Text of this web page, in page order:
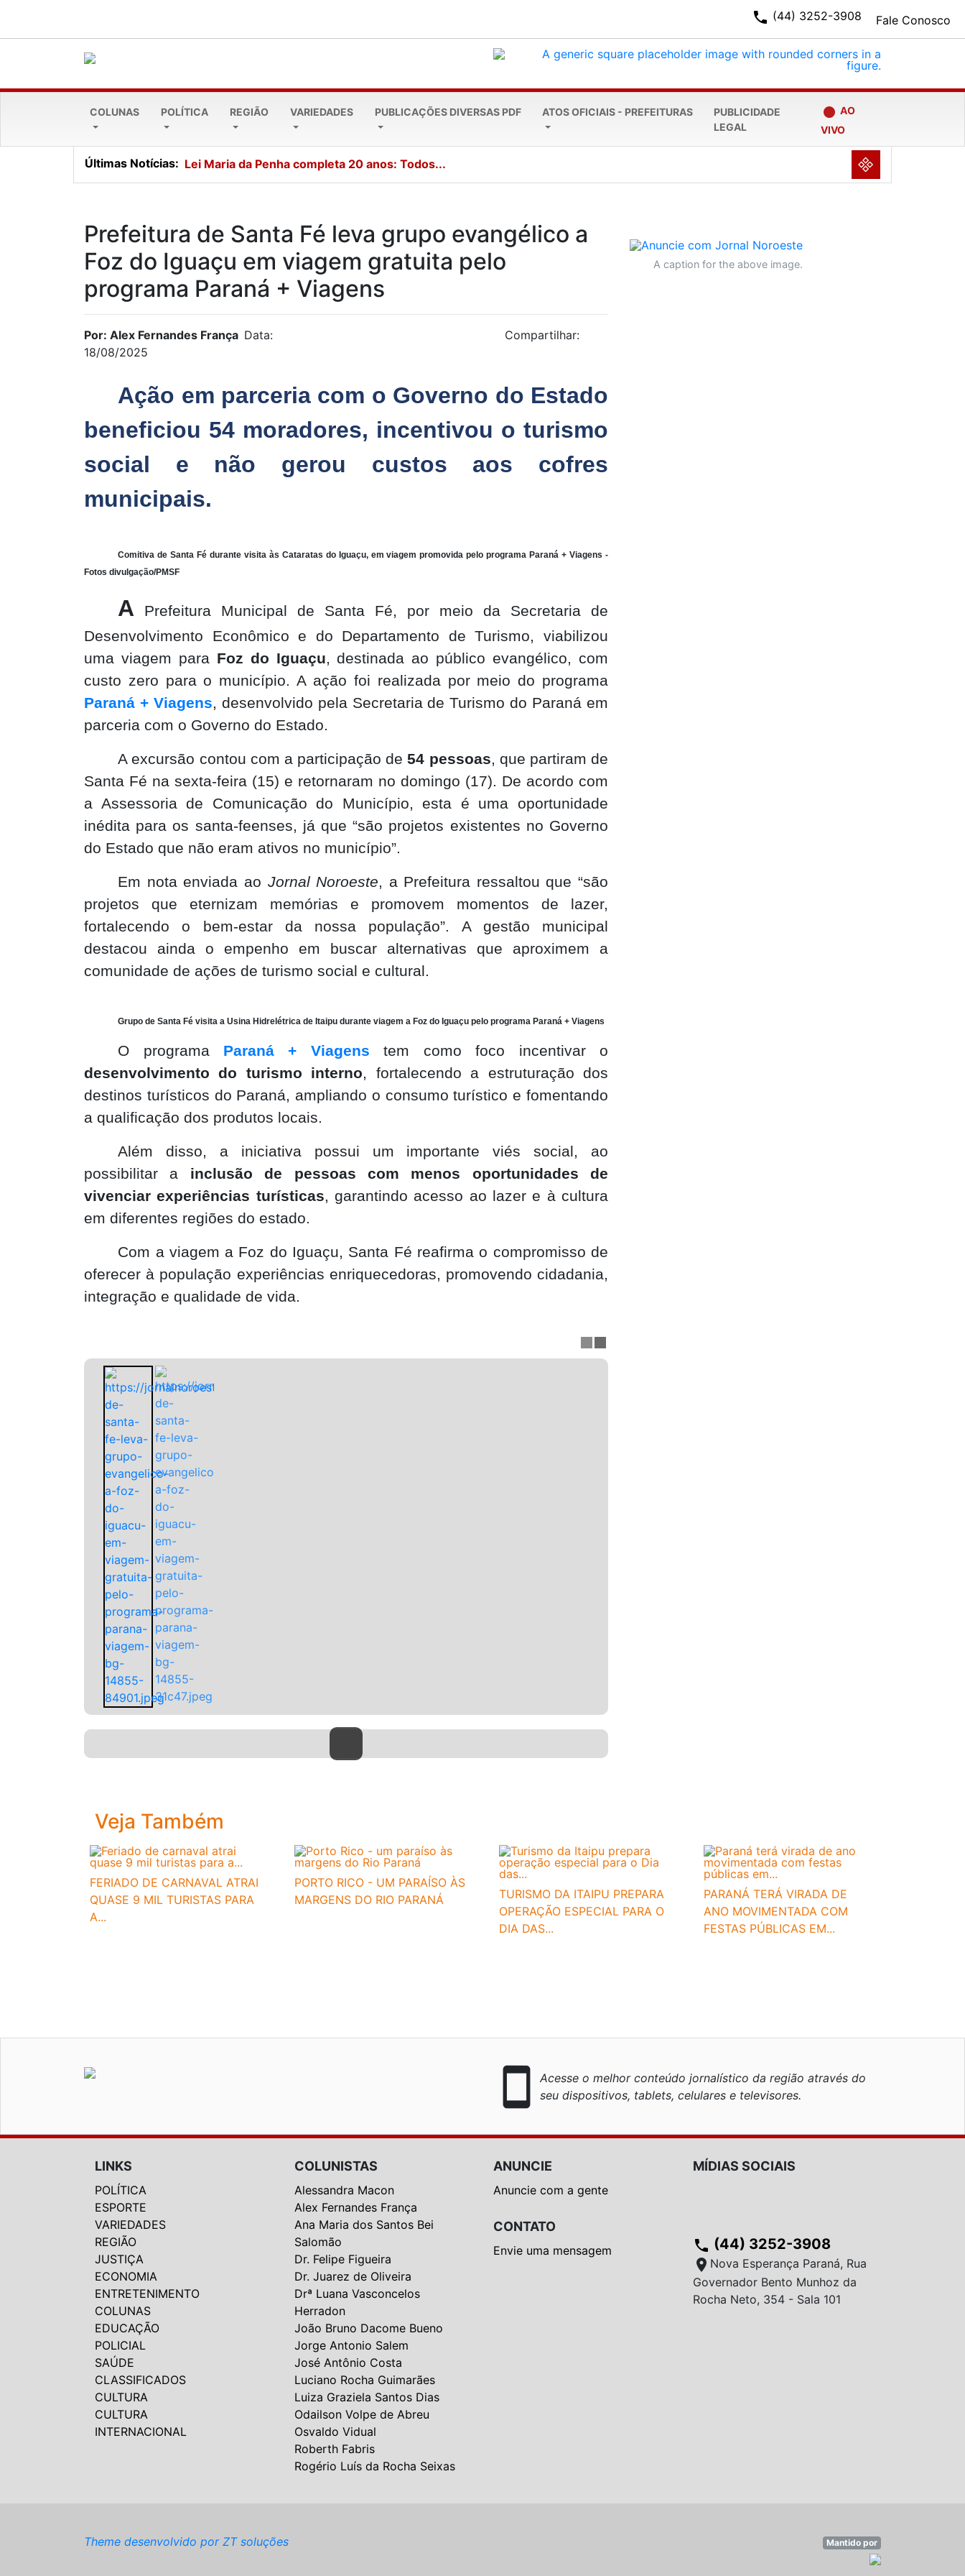
Fale Conosco
phone (44) 3252-3908
COLUNAS POLÍTICA REGIÃO VARIEDADES PUBLICAÇÕES DIVERSAS PDF ATOS OFICIAIS - PREFEITURAS
PUBLICIDADE
LEGAL
fiber_manual_record AO
VIVO
Últimas Notícias: Lei Maria da Penha completa 20 anos: Todos... NULL
Prefeitura de Santa Fé leva grupo evangélico a
Foz do Iguaçu em viagem gratuita pelo
programa Paraná + Viagens
Por: Alex Fernandes França Data:
18/08/2025
Compartilhar:
Ação em parceria com o Governo do Estado
beneficiou 54 moradores, incentivou o turismo
social e não gerou custos aos cofres
municipais.
Comitiva de Santa Fé durante visita às Cataratas do Iguaçu, em viagem promovida pelo programa Paraná + Viagens -
Fotos divulgação/PMSF
A Prefeitura Municipal de Santa Fé, por meio da Secretaria de
Desenvolvimento Econômico e do Departamento de Turismo, viabilizou
uma viagem para Foz do Iguaçu, destinada ao público evangélico, com
custo zero para o município. A ação foi realizada por meio do programa
Paraná + Viagens, desenvolvido pela Secretaria de Turismo do Paraná em
parceria com o Governo do Estado.
A excursão contou com a participação de54 pessoas, que partiram de
Santa Fé na sexta-feira (15) e retornaram no domingo (17). De acordo com
a Assessoria de Comunicação do Município, esta é uma oportunidade
inédita para os santa-feenses, já que “são projetos existentes no Governo
do Estado que não eram ativos no município”.
Em nota enviada ao Jornal Noroeste, a Prefeitura ressaltou que “são
projetos que eternizam memórias e promovem momentos de lazer,
fortalecendo o bem-estar da nossa população”. A gestão municipal
destacou ainda o empenho em buscar alternativas que aproximem a
comunidade de ações de turismo social e cultural.
Grupo de Santa Fé visita a Usina Hidrelétrica de Itaipu durante viagem a Foz do Iguaçu pelo programa Paraná + Viagens
O programa Paraná + Viagens tem como foco incentivar o
desenvolvimento do turismo interno, fortalecendo a estruturação dos
destinos turísticos do Paraná, ampliando o consumo turístico e fomentando
a qualificação dos produtos locais.
Além disso, a iniciativa possui um importante viés social, ao
possibilitar a inclusão de pessoas com menos oportunidades de
vivenciar experiências turísticas, garantindo acesso ao lazer e à cultura
em diferentes regiões do estado.
Com a viagem a Foz do Iguaçu, Santa Fé reafirma o compromisso de
oferecer à população experiências enriquecedoras, promovendo cidadania,
integração e qualidade de vida.
A caption for the above image.
Veja Também
FERIADO DE CARNAVAL ATRAI
QUASE 9 MIL TURISTAS PARA
A...
PORTO RICO - UM PARAÍSO ÀS
MARGENS DO RIO PARANÁ
TURISMO DA ITAIPU PREPARA
OPERAÇÃO ESPECIAL PARA O
DIA DAS...
PARANÁ TERÁ VIRADA DE
ANO MOVIMENTADA COM
FESTAS PÚBLICAS EM...
smartphone
Acesse o melhor conteúdo jornalístico da região através do
seu dispositivos, tablets, celulares e televisores.
LINKS
POLÍTICA
ESPORTE
VARIEDADES
REGIÃO
JUSTIÇA
ECONOMIA
ENTRETENIMENTO
COLUNAS
EDUCAÇÃO
POLICIAL
SAÚDE
CLASSIFICADOS
CULTURA
CULTURA
INTERNACIONAL
COLUNISTAS
Alessandra Macon
Alex Fernandes França
Ana Maria dos Santos Bei
Salomão
Dr. Felipe Figueira
Dr. Juarez de Oliveira
Drª Luana Vasconcelos
Herradon
João Bruno Dacome Bueno
Jorge Antonio Salem
José Antônio Costa
Luciano Rocha Guimarães
Luiza Graziela Santos Dias
Odailson Volpe de Abreu
Osvaldo Vidual
Roberth Fabris
Rogério Luís da Rocha Seixas
ANUNCIE
Anuncie com a gente
CONTATO
Envie uma mensagem
MÍDIAS SOCIAIS
phone (44) 3252-3908
location_on Nova Esperança Paraná, Rua
Governador Bento Munhoz da
Rocha Neto, 354 - Sala 101
Theme desenvolvido por ZT soluções Mantido por